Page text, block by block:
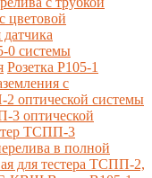
цветовой
0 системы
Розетка Р105-1
с
оптической системы
3 оптической
ТСПП-3
в полной
для тестера ТСПП-2,